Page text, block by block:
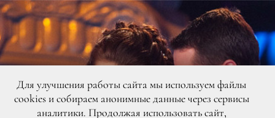
Для улучшения работы сайта мы используем файлы
cookies и собираем анонимные данные через сервисы
аналитики. Продолжая использовать сайт,